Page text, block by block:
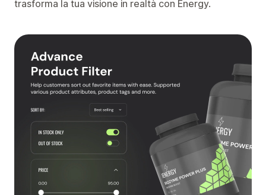
trasforma la tua visione in realtà con Energy.